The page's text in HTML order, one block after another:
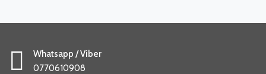
Whatsapp / Viber
0770610908